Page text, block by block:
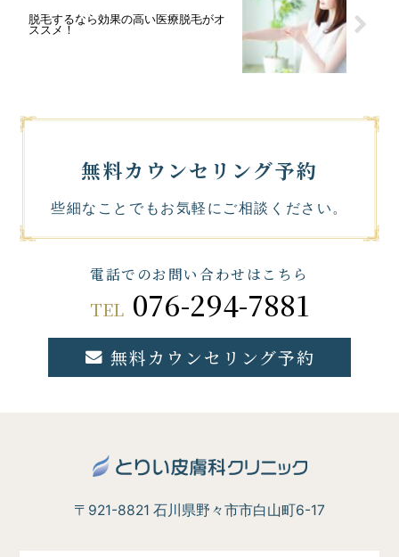
脱毛するなら効果の高い医療脱毛がオ
ススメ！
無料カウンセリング予約
些細なことでもお気軽にご相談ください。
電話でのお問い合わせはこちら
TEL 076-294-7881
無料カウンセリング予約
〒921-8821 石川県野々市市白山町6-17